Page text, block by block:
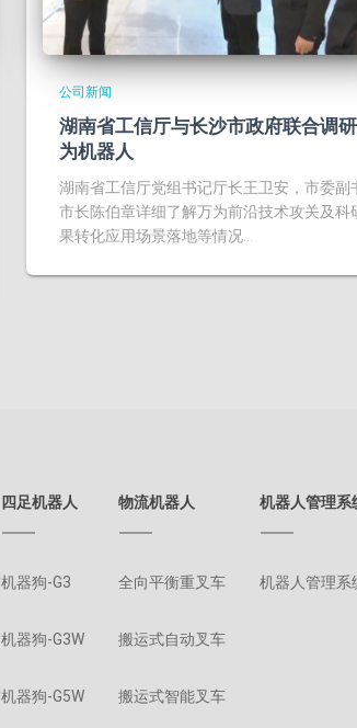
公司新闻
湖南省工信厅与长沙市政府联合调
为机器人
湖南省工信厅党组书记厅长王卫安，市委副
市长陈伯章详细了解万为前沿技术攻关及科
果转化应用场景落地等情况...
四足机器人
机器狗-G3
机器狗-G3W
机器狗-G5W
物流机器人
全向平衡重叉车
搬运式自动叉车
搬运式智能叉车
机器人管理系
机器人管理系